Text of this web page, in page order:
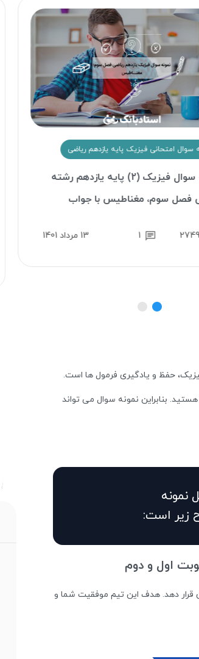
امتحانی فیزیک پایه یازدهم ریاضی
نمونه سوال فیزیک (2) پایه یازدهم رشته
سوم، مغناطیس با جواب
حفظ و یادگیری فرمول ها است.
بنابراین نمونه سوال می تواند
نمونه
زیر است:
اول و دوم
قرار دهد. هدف این تیم موفقیت شما و